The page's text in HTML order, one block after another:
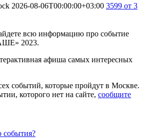
2026-08-06T00:00:00+03:00 3599 от 3
всю информацию про событие
2023.
афиша самых интересных
событий, которые пройдут в Москве.
которого нет на сайте, сообщите
события?